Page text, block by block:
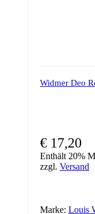
Widmer Deo
€ 17,20
Enthält 20%
zzgl. Versand
Marke: Louis